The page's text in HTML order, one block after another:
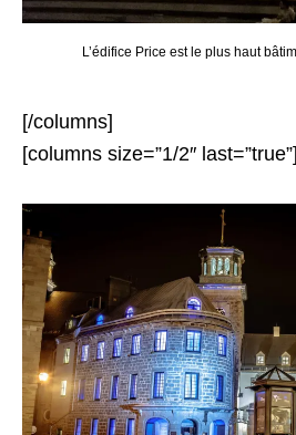
L’édifice Price est le plus haut
[/columns]
[columns size=”1/2″ last=”true”]